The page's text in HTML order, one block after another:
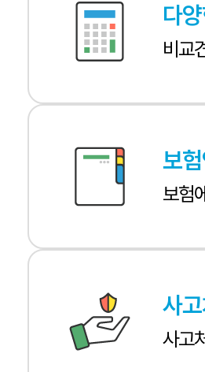
다
비교
보
보험
사
사고